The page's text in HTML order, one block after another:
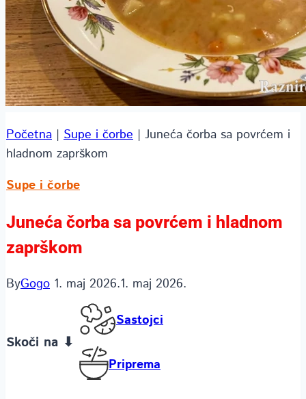
Početna | Supe i čorbe | Juneća čorba sa povrćem i
hladnom zaprškom
Supe i čorbe
Juneća čorba sa povrćem i hladnom
zaprškom
ByGogo 1. maj 2026.1. maj 2026.
Skoči na ⬇
Sastojci
Priprema